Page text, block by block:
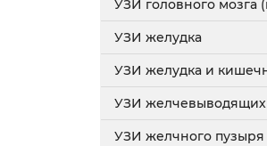
УЗИ головного мозга
УЗИ желудка
УЗИ желудка и
УЗИ желчевыводящих
УЗИ желчного пузыря